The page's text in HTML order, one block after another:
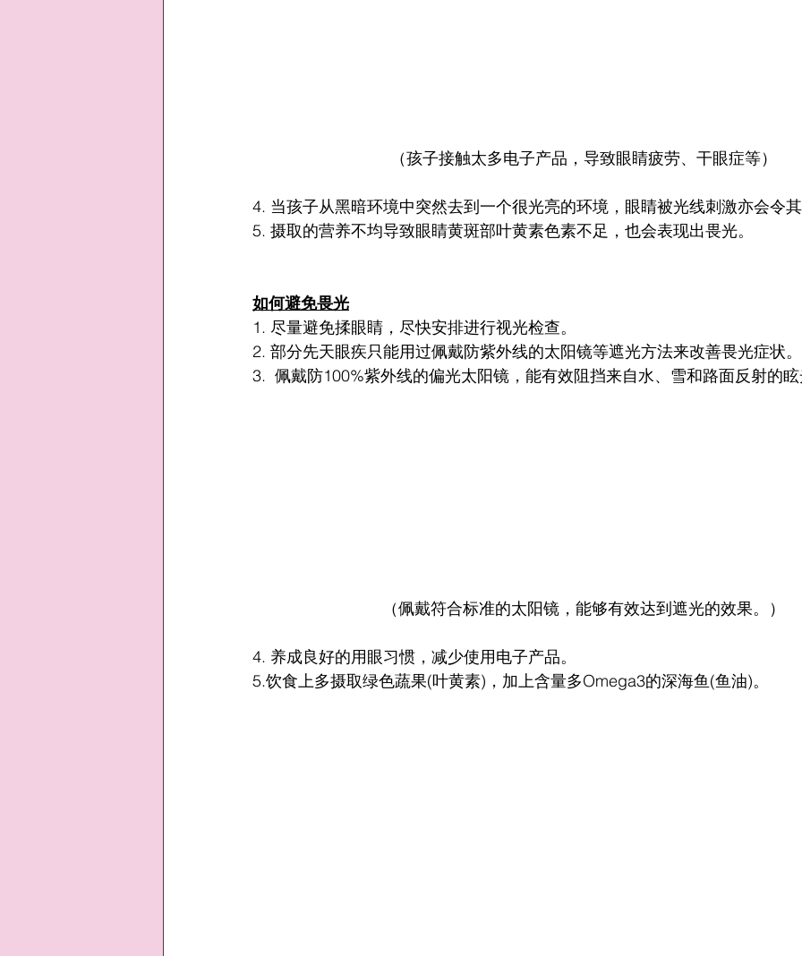
（孩子接触太多电子产品，导致眼睛疲劳、干眼症等）
4. 当孩子从黑暗环境中突然去到一个很光亮的环境，眼睛被光线刺激亦会令
5. 摄取的营养不均导致眼睛黄斑部叶黄素色素不足，也会表现出畏光。
如何避免畏光
1. 尽量避免揉眼睛，尽快安排进行视光检查。
2. 部分先天眼疾只能用过佩戴防紫外线的太阳镜等遮光方法来改善畏光症状。
3.  佩戴防100%紫外线的偏光太阳镜，能有效阻挡来自水、雪和路面反射的
（佩戴符合标准的太阳镜，能够有效达到遮光的效果。）
4. 养成良好的用眼习惯，减少使用电子产品。
5.饮食上多摄取绿色蔬果(叶黄素)，加上含量多Omega3的深海鱼(鱼油)。